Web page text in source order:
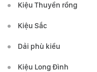
Kiệu Thuyền rồng
Kiệu Sắc
Dải phù kiều
Kiệu Long Đình